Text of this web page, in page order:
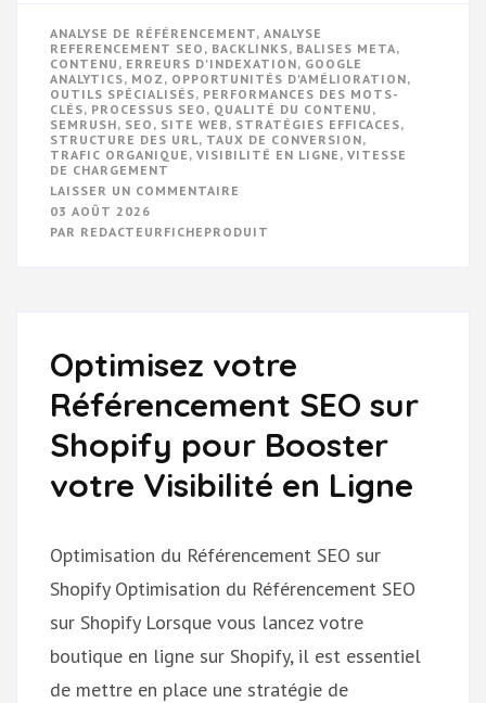
ANALYSE DE RÉFÉRENCEMENT, ANALYSE
REFERENCEMENT SEO , BACKLINKS, BALISES META,
CONTENU , ERREURS D'INDEXATION, GOOGLE
ANALYTICS, MOZ , OPPORTUNITÉS D'AMÉLIORATION,
OUTILS SPÉCIALISÉS, PERFORMANCES DES MOTS-
CLÉS, PROCESSUS SEO , QUALITÉ DU CONTENU ,
SEMRUSH, SEO , SITE WEB, STRATÉGIES EFFICACES,
STRUCTURE DES URL, TAUX DE CONVERSION,
TRAFIC ORGANIQUE , VISIBILITÉ EN LIGNE , VITESSE
DE CHARGEMENT
LAISSER UN COMMENTAIRE
VISIBILITÉ
ESSENTIELLE
03 AOÛT 2026
PAR REDACTEURFICHEPRODUIT
Optimisez votre
Référencement SEO sur
Shopify pour Booster
votre Visibilité en Ligne
Optimisation du Référencement SEO sur
Shopify Optimisation du Référencement SEO
sur Shopify Lorsque vous lancez votre
boutique en ligne sur Shopify, il est essentiel
de mettre en place une stratégie de